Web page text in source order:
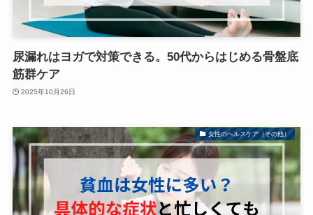
尿漏れはヨガで対策できる。50代からはじめる骨盤底
筋群ケア
2025年10月26日
女性のヘルスケア（その他）